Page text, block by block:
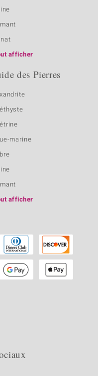
afficher
des Pierres
marine
afficher